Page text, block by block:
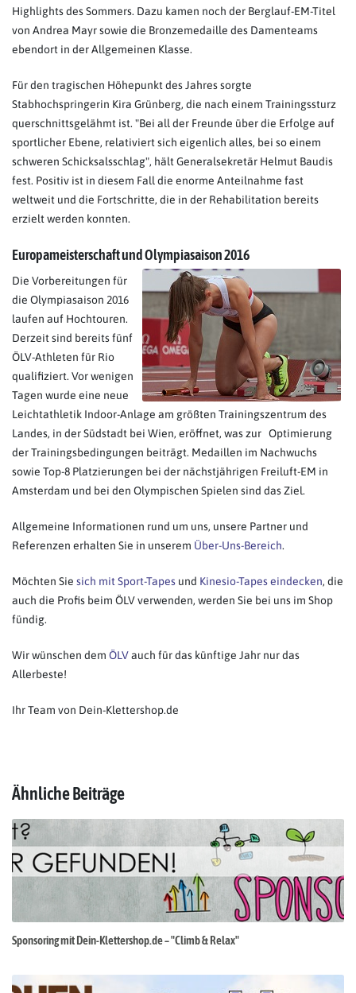
Highlights des Sommers. Dazu kamen noch der Berglauf-EM-Titel
von Andrea Mayr sowie die Bronzemedaille des Damenteams
ebendort in der Allgemeinen Klasse.
Für den tragischen Höhepunkt des Jahres sorgte
Stabhochspringerin Kira Grünberg, die nach einem Trainingssturz
querschnittsgelähmt ist. "Bei all der Freunde über die Erfolge auf
sportlicher Ebene, relativiert sich eigenlich alles, bei so einem
schweren Schicksalsschlag", hält Generalsekretär Helmut Baudis
fest. Positiv ist in diesem Fall die enorme Anteilnahme fast
weltweit und die Fortschritte, die in der Rehabilitation bereits
erzielt werden konnten.
Europameisterschaft und Olympiasaison 2016
Die Vorbereitungen für
die Olympiasaison 2016
laufen auf Hochtouren.
Derzeit sind bereits fünf
ÖLV-Athleten für Rio
qualifiziert. Vor wenigen
Tagen wurde eine neue
Leichtathletik Indoor-Anlage am größten Trainingszentrum des
Landes, in der Südstadt bei Wien, eröffnet, was zur Optimierung
der Trainingsbedingungen beiträgt. Medaillen im Nachwuchs
sowie Top-8 Platzierungen bei der nächstjährigen Freiluft-EM in
Amsterdam und bei den Olympischen Spielen sind das Ziel.
Allgemeine Informationen rund um uns, unsere Partner und
Referenzen erhalten Sie in unserem Über-Uns-Bereich.
Möchten Sie sich mit Sport-Tapes und Kinesio-Tapes eindecken, die
auch die Profis beim ÖLV verwenden, werden Sie bei uns im Shop
fündig.
Wir wünschen dem ÖLVauch für das künftige Jahr nur das
Allerbeste!
Ihr Team von Dein-Klettershop.de
Ähnliche Beiträge
Sponsoring mit Dein-Klettershop.de – "Climb & Relax"